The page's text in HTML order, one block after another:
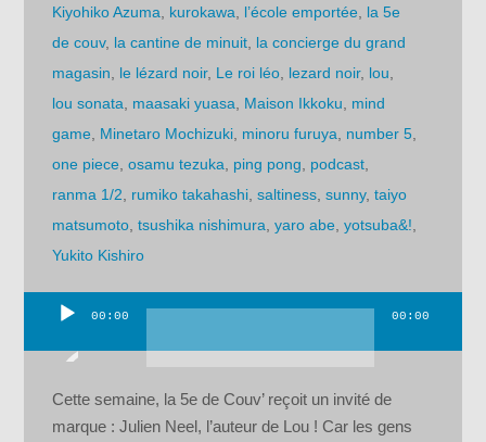
Kiyohiko Azuma
kurokawa l’école emportée la 5e
de couv, la cantine de minuit la concierge du grand
magasin
le lézard noir, Le roi léo lezard noir, lou
lou sonata
maasaki yuasa Maison Ikkoku
mind
game Minetaro Mochizuki minoru furuya number 5
one piece ,osamu tezuka ping pong podcast
ranma 1/2
rumiko takahashi ,saltiness ,sunny,taiyo
matsumoto ,tsushika nishimura ,yaro abe ,yotsuba&!
Yukito Kishiro
00:00 00:00
Cette semaine, la 5e de Couv’ reçoit un invité de
marque : Julien Neel, l’auteur de Lou ! Car les gens